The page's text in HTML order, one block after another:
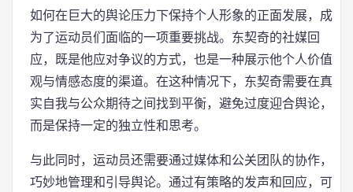
如何在巨大的舆论压力下保持个人形象的正面发展，成
为了运动员们面临的一项重要挑战。东契奇的社媒回
应，既是他应对争议的方式，也是一种展示他个人价值
观与情感态度的渠道。在这种情况下，东契奇需要在真
实自我与公众期待之间找到平衡，避免过度迎合舆论，
而是保持一定的独立性和思考。
与此同时，运动员还需要通过媒体和公关团队的协作，
巧妙地管理和引导舆论。通过有策略的发声和回应，可